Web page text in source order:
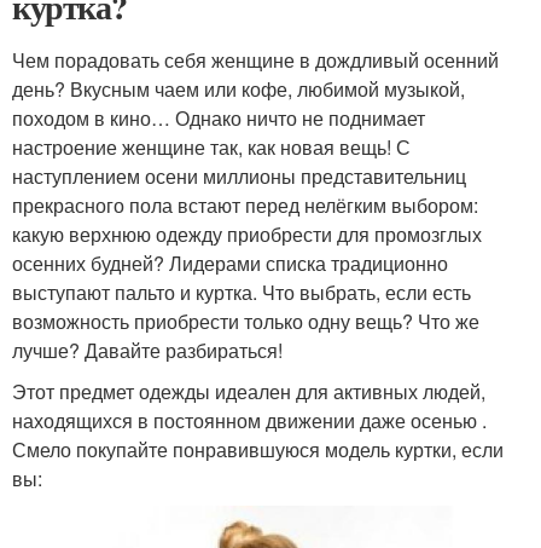
Чем порадовать себя женщине в дождливый осенний
день? Вкусным чаем или кофе, любимой музыкой,
походом в кино… Однако ничто не поднимает
настроение женщине так, как новая вещь! С
наступлением осени миллионы представительниц
прекрасного пола встают перед нелёгким выбором:
какую верхнюю одежду приобрести для промозглых
осенних будней? Лидерами списка традиционно
выступают пальто и куртка. Что выбрать, если есть
возможность приобрести только одну вещь? Что же
лучше? Давайте разбираться!
Этот предмет одежды идеален для активных людей,
находящихся в постоянном движении даже осенью .
Смело покупайте понравившуюся модель куртки, если
вы: